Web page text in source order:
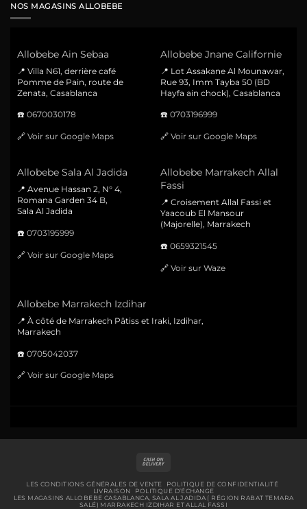
NOS MAGASINS ALLOBEBE
Allobebe Ain Sebaa
📍 Villa N61, derrière café
Pomme de Pain, route de
Zenata, Casablanca
☎️ 0670030178
🔗 Voir sur Google Maps
Allobebe Jnane Californie
📍 Lot Assakane Al Mounawar,
Rue 93, Imm Tayba 50 (BD
Hayfa ain chock), Casablanca
☎️ 0703196999
🔗 Voir sur Google Maps
Allobebe Sala Al Jadida
📍 Avenue Hassan 2, N° 4,
Romana Garden 34 B,
Sala Al Jadida
☎️ 0703195999
🔗 Voir sur Google Maps
Allobebe Marrakech Allal
Fassi
📍 Croisement Allal Fassi et
Yaacoub El Mansour
(Majorelle), Marrakech
☎️ 0659321545
🔗 Voir sur Waze
Allobebe Marrakech Izdihar
📍 À côté de Marrakech Pâtiss et Iraki, Izdihar,
Marrakech
☎️ 0705042037
🔗 Voir sur Google Maps
Delivery
LES CONDITIONS GÉNÉRALES DE VENTE
POLITIQUE DE CONFIDENTIALITÉ
LIVRAISON
POLITIQUE D’ÉCHANGE
LES MAGASINS ALLOBEBE CASABLANCA, SALA AL JADIDA ( RÉGION RABAT TEMARA
SALÉ) MARRAKECH IZDIHAR ET ALLAL FASSI